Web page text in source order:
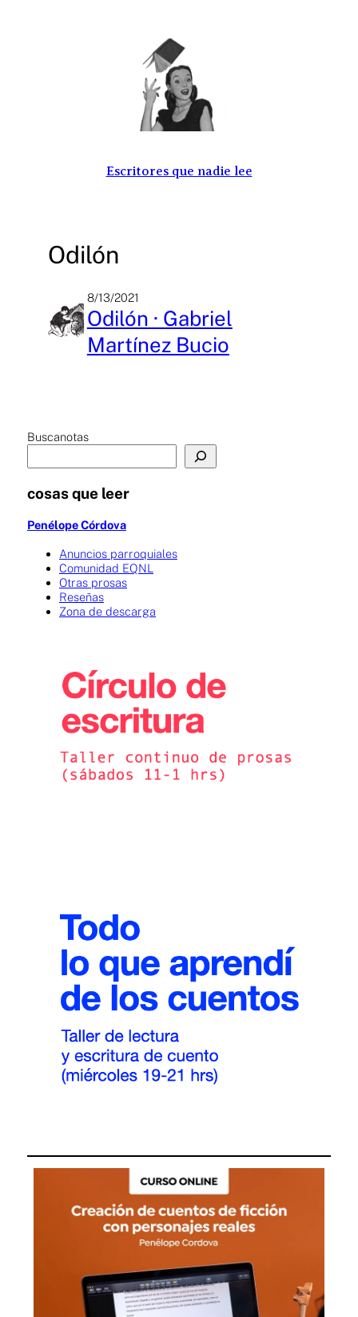
Escritores que nadie lee
Odilón
8/13/2021
Odilón · Gabriel
Martínez Bucio
Buscanotas
cosas que leer
Penélope Córdova
Anuncios parroquiales
Comunidad EQNL
Otras prosas
Reseñas
Zona de descarga